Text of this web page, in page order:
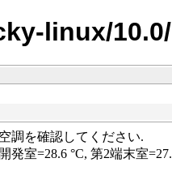
linux/10.0/